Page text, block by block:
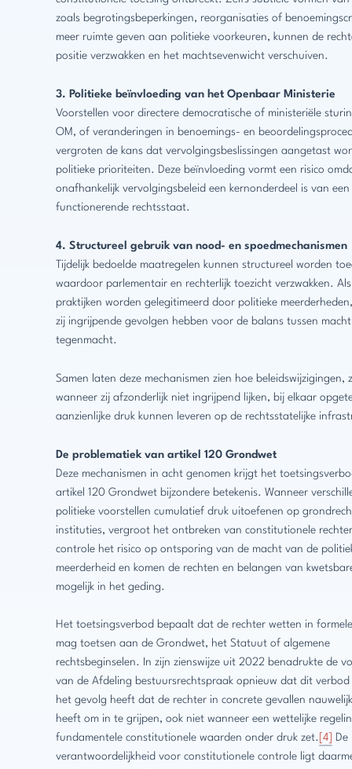
zoals begrotingsbeperkingen, reorganisaties of
meer ruimte geven aan politieke voorkeuren, kunnen de
positie verzwakken en het machtsevenwicht verschuiven.
3. Politieke beïnvloeding van het Openbaar Ministerie
Voorstellen voor directere democratische of ministeriële
OM, of veranderingen in benoemings- en
vergroten de kans dat vervolgingsbeslissingen aangetast
politieke prioriteiten. Deze beïnvloeding vormt een risico
onafhankelijk vervolgingsbeleid een kernonderdeel is van een
functionerende rechtsstaat.
4. Structureel gebruik van nood- en spoedmechanismen
Tijdelijk bedoelde maatregelen kunnen structureel worden
waardoor parlementair en rechterlijk toezicht verzwakken. Als
praktijken worden gelegitimeerd door politieke
zij ingrijpende gevolgen hebben voor de balans tussen
tegenmacht.
Samen laten deze mechanismen zien hoe beleidswijzigingen,
wanneer zij afzonderlijk niet ingrijpend lijken, bij elkaar
aanzienlijke druk kunnen leveren op de rechtsstatelijke
De problematiek van artikel 120 Grondwet
Deze mechanismen in acht genomen krijgt het
artikel 120 Grondwet bijzondere betekenis. Wanneer
politieke voorstellen cumulatief druk uitoefenen op
instituties, vergroot het ontbreken van constitutionele
controle het risico op ontsporing van de macht van de
meerderheid en komen de rechten en belangen van
mogelijk in het geding.
Het toetsingsverbod bepaalt dat de rechter wetten in
mag toetsen aan de Grondwet, het Statuut of algemene
rechtsbeginselen. In zijn zienswijze uit 2022 benadrukte de
van de Afdeling bestuursrechtspraak opnieuw dat dit
het gevolg heeft dat de rechter in concrete gevallen
heeft om in te grijpen, ook niet wanneer een wettelijke
fundamentele constitutionele waarden onder druk zet. [4]
De
verantwoordelijkheid voor constitutionele controle ligt